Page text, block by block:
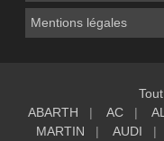
Mentions légales
ABARTH
AC
MARTIN
AUDI